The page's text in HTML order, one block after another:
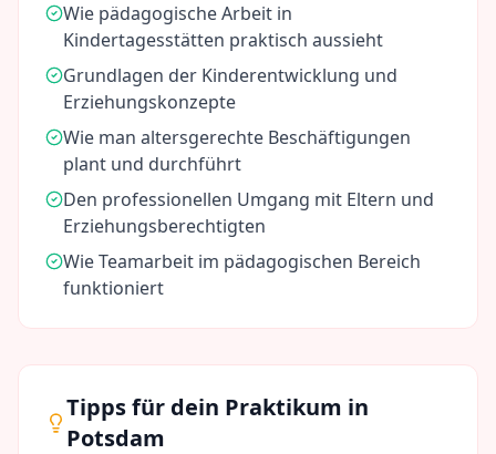
Wie pädagogische Arbeit in
Kindertagesstätten praktisch aussieht
Grundlagen der Kinderentwicklung und
Erziehungskonzepte
Wie man altersgerechte Beschäftigungen
plant und durchführt
Den professionellen Umgang mit Eltern und
Erziehungsberechtigten
Wie Teamarbeit im pädagogischen Bereich
funktioniert
Tipps für dein Praktikum in
Potsdam